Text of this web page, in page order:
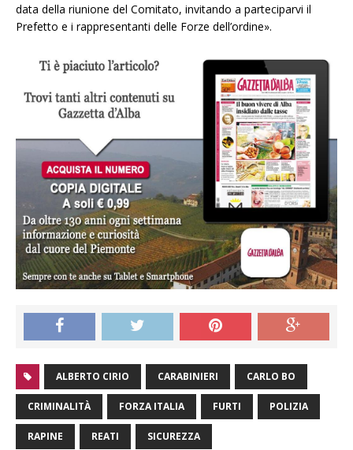
data della riunione del Comitato, invitando a parteciparvi il
Prefetto e i rappresentanti delle Forze dell’ordine».
ALBERTO CIRIO CARABINIERI CARLO BO
CRIMINALITÀ FORZA ITALIA FURTI POLIZIA
RAPINE REATI SICUREZZA